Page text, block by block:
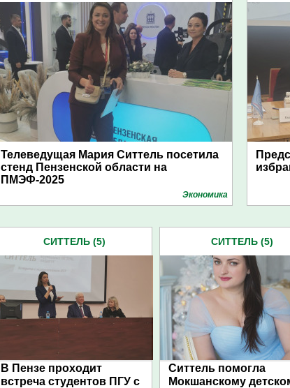
Телеведущая Мария Ситтель посетила
стенд Пензенской области на
ПМЭФ-2025
Экономика
СИТТЕЛЬ (5)
В Пензе проходит
встреча студентов ПГУ с
СИТТЕЛЬ (5)
Ситтель помогла
Мокшанскому